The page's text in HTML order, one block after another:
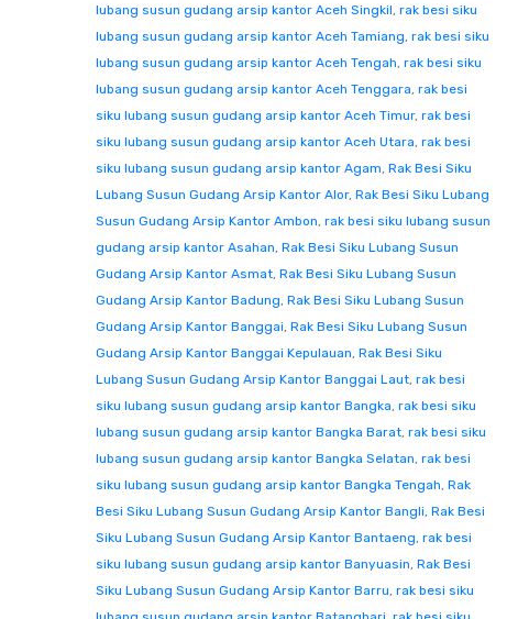
lubang susun gudang arsip kantor Aceh Singkil, rak besi siku
lubang susun gudang arsip kantor Aceh Tamiang, rak besi siku
lubang susun gudang arsip kantor Aceh Tengah, rak besi siku
lubang susun gudang arsip kantor Aceh Tenggara, rak besi
siku lubang susun gudang arsip kantor Aceh Timur, rak besi
siku lubang susun gudang arsip kantor Aceh Utara, rak besi
siku lubang susun gudang arsip kantor Agam, Rak Besi Siku
Lubang Susun Gudang Arsip Kantor Alor, Rak Besi Siku Lubang
Susun Gudang Arsip Kantor Ambon, rak besi siku lubang susun
gudang arsip kantor Asahan, Rak Besi Siku Lubang Susun
Gudang Arsip Kantor Asmat, Rak Besi Siku Lubang Susun
Gudang Arsip Kantor Badung, Rak Besi Siku Lubang Susun
Gudang Arsip Kantor Banggai, Rak Besi Siku Lubang Susun
Gudang Arsip Kantor Banggai Kepulauan, Rak Besi Siku
Lubang Susun Gudang Arsip Kantor Banggai Laut, rak besi
siku lubang susun gudang arsip kantor Bangka, rak besi siku
lubang susun gudang arsip kantor Bangka Barat, rak besi siku
lubang susun gudang arsip kantor Bangka Selatan, rak besi
siku lubang susun gudang arsip kantor Bangka Tengah, Rak
Besi Siku Lubang Susun Gudang Arsip Kantor Bangli, Rak Besi
Siku Lubang Susun Gudang Arsip Kantor Bantaeng, rak besi
siku lubang susun gudang arsip kantor Banyuasin, Rak Besi
Siku Lubang Susun Gudang Arsip Kantor Barru, rak besi siku